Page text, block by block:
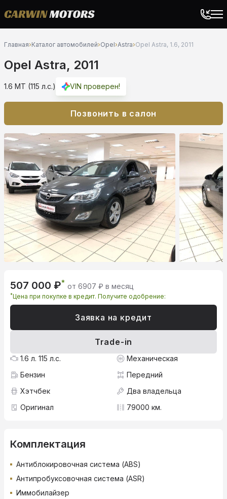
Главная›Каталог автомобилей›Opel›Astra›Opel Astra, 1.6, 2011
Opel Astra, 2011
1.6 MT (115 л.с.) VIN проверен!
Позвонить в салон
507 000 ₽* от 6907 ₽ в месяц
*Цена при покупке в кредит. Получите одобрение:
Заявка на кредит
Trade-in
1.6 л. 115 л.с.
Механическая
Бензин
Передний
Хэтчбек
Два владельца
Оригинал
79000 км.
Комплектация
Антиблокировочная система (ABS)
Антипробуксовочная система (ASR)
Иммобилайзер